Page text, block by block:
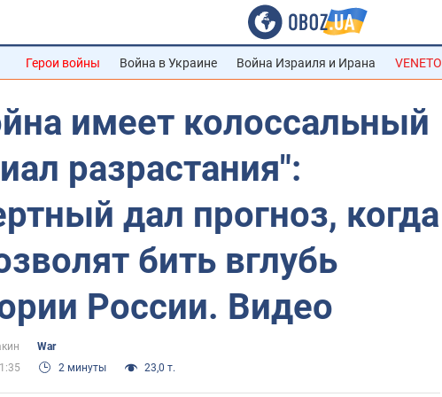
Герои войны Война в Украине Война Израиля и Ирана VENETO
имеет колоссальный
разрастания":
дал прогноз, когда
бить вглубь
России. Видео
War
2 минуты 23,0 т.